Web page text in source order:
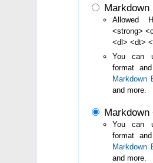
Markdown
Allowed
<strong>
<dl> <dt>
You can
format
Markdown
and more.
Markdown
You can
format
Markdown
and more.